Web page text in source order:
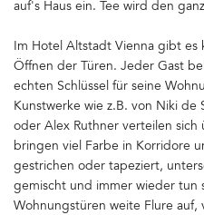
auf's Haus ein. Tee wird den
Im Hotel Altstadt Vienna gibt es
Öffnen der Türen. Jeder Gast
echten Schlüssel für seine
Kunstwerke wie z.B. von Niki de
oder Alex Ruthner verteilen sich
bringen viel Farbe in Korridore
gestrichen oder tapeziert,
gemischt und immer wieder tun
Wohnungstüren weite Flure